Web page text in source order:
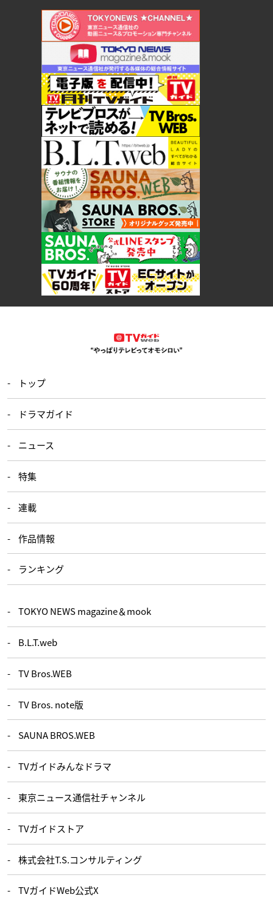
トップ
ドラマガイド
ニュース
特集
連載
作品情報
ランキング
TOKYO NEWS magazine＆mook
B.L.T.web
TV Bros.WEB
TV Bros. note版
SAUNA BROS.WEB
TVガイドみんなドラマ
東京ニュース通信社チャンネル
TVガイドストア
株式会社T.S.コンサルティング
TVガイドWeb公式X